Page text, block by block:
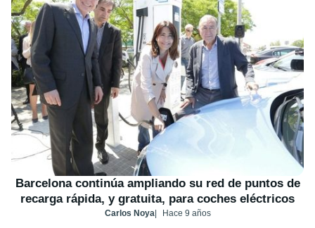
Barcelona continúa ampliando su red de puntos de
recarga rápida, y gratuita, para coches eléctricos
Carlos Noya Hace 9 años